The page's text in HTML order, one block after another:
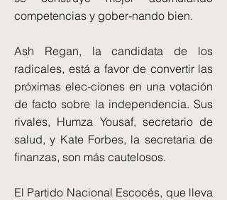
competencias y gober-nando bien.
Ash Regan, la candidata de los
radicales, está a favor de convertir las
próximas elec-ciones en una votación
de facto sobre la independencia. Sus
rivales, Humza Yousaf, secretario de
salud, y Kate Forbes, la secretaria de
finanzas, son más cautelosos.
El Partido Nacional Escocés, que lleva